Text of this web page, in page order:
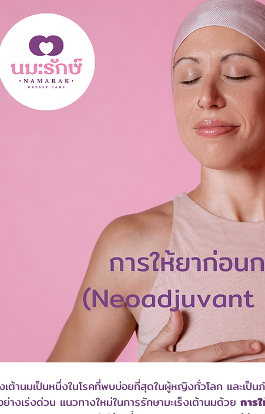
งเต้านมเป็นหนึ่งในโรคที่พบบ่อยที่สุดในผู้หญิงทั่วโลก และเป็น
ย่างเร่งด่วน แนวทางใหม่ในการรักษามะเร็งเต้านมด้วย การ